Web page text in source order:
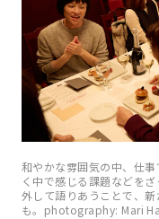
和やかな雰囲気の中、仕
く中で感じる課題などを
外して語りあうことで、
も。photography: Mari